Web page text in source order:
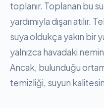
toplanır. Toplanan bu
yardımıyla dışarı
suya oldukça yakın bir
yalnızca havadaki
Ancak, bulunduğu
temizliği, suyun